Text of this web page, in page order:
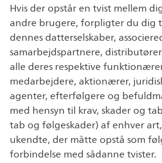
Hvis der opstår en tvist mellem
andre brugere, forpligter du dig
dennes datterselskaber,
samarbejdspartnere,
alle deres respektive
medarbejdere, aktionærer,
agenter, efterfølgere og
med hensyn til krav, skader og
tab og følgeskader) af enhver
ukendte, der måtte opstå som
forbindelse med sådanne tvister.